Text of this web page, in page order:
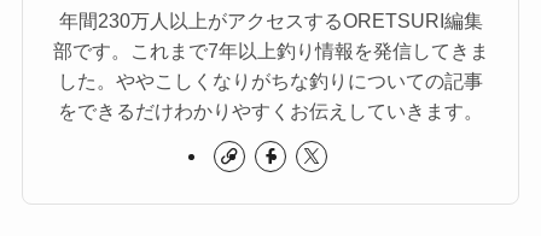
年間230万人以上がアクセスするORETSURI編集
部です。これまで7年以上釣り情報を発信してきま
した。ややこしくなりがちな釣りについての記事
をできるだけわかりやすくお伝えしていきます。